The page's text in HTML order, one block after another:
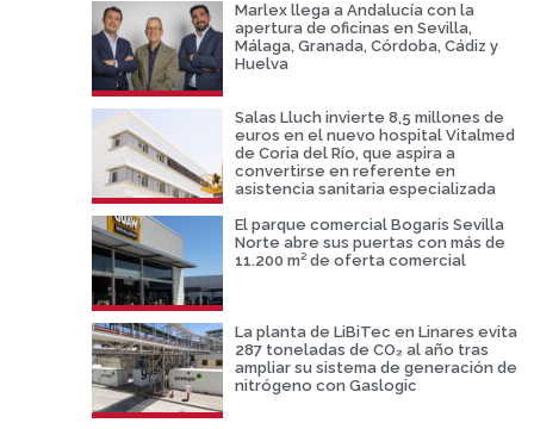
Marlex llega a Andalucía con la
apertura de oficinas en Sevilla,
Málaga, Granada, Córdoba, Cádiz y
Huelva
Salas Lluch invierte 8,5 millones de
euros en el nuevo hospital Vitalmed
de Coria del Río, que aspira a
convertirse en referente en
asistencia sanitaria especializada
El parque comercial Bogaris Sevilla
Norte abre sus puertas con más de
11.200 m² de oferta comercial
La planta de LiBiTec en Linares evita
287 toneladas de CO₂ al año tras
ampliar su sistema de generación de
nitrógeno con Gaslogic